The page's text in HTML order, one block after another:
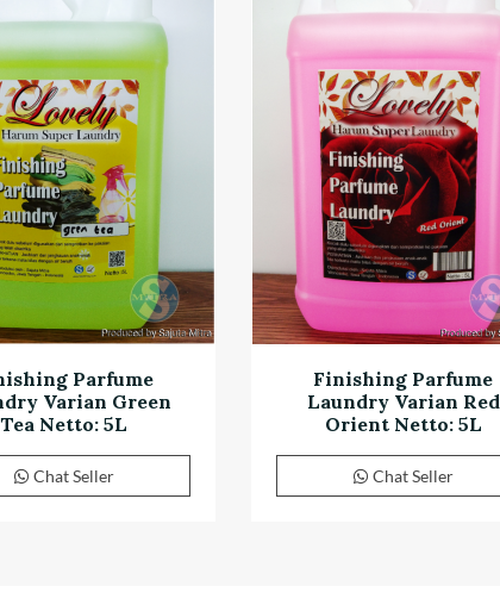
Parfume
Varian Green
Tea Netto: 5L
Chat Seller
Finishing Parfume
Laundry Varian Red
Orient Netto: 5L
Chat Seller